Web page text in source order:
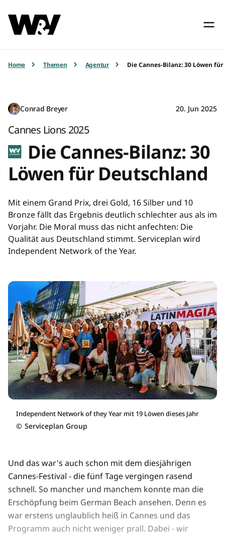
Home Themen Agentur Die Cannes-Bilanz: 30 Löwen
Conrad Breyer 20. Jun 2025
Cannes Lions 2025
Die Cannes-Bilanz: 30
Löwen für Deutschland
Mit einem Grand Prix, drei Gold, 16 Silber und 10
Bronze fällt das Ergebnis deutlich schlechter aus als im
Vorjahr. Die Moral muss das nicht anfechten: Die
Qualität aus Deutschland stimmt. Serviceplan wird
Independent Network of the Year.
Independent Network of they Year mit 19 Löwen dieses Jahr
© Serviceplan Group
Und das war's auch schon mit dem diesjährigen
Cannes-Festival - die fünf Tage vergingen rasend
schnell. So mancher und manchem konnte man die
Erschöpfung beim German Beach ansehen. Denn es
war erstens unglaublich heiß in Cannes und das
Programm auch nicht weniger prall. Dabei - wir